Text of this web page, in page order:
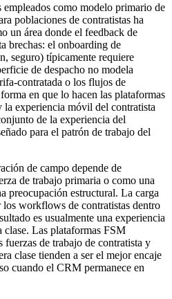
empleados como modelo primario de
poblaciones de contratistas ha
un área donde el feedback de
brechas: el onboarding de
seguro) típicamente requiere
de despacho no modela
contratada o los flujos de
en que lo hacen las plataformas
la experiencia móvil del contratista
de la experiencia del
para el patrón de trabajo del
de campo depende de
de trabajo primaria o como una
preocupación estructural. La carga
workflows de contratistas dentro
es usualmente una experiencia
clase. Las plataformas FSM
fuerzas de trabajo de contratista y
clase tienden a ser el mejor encaje
cuando el CRM permanece en